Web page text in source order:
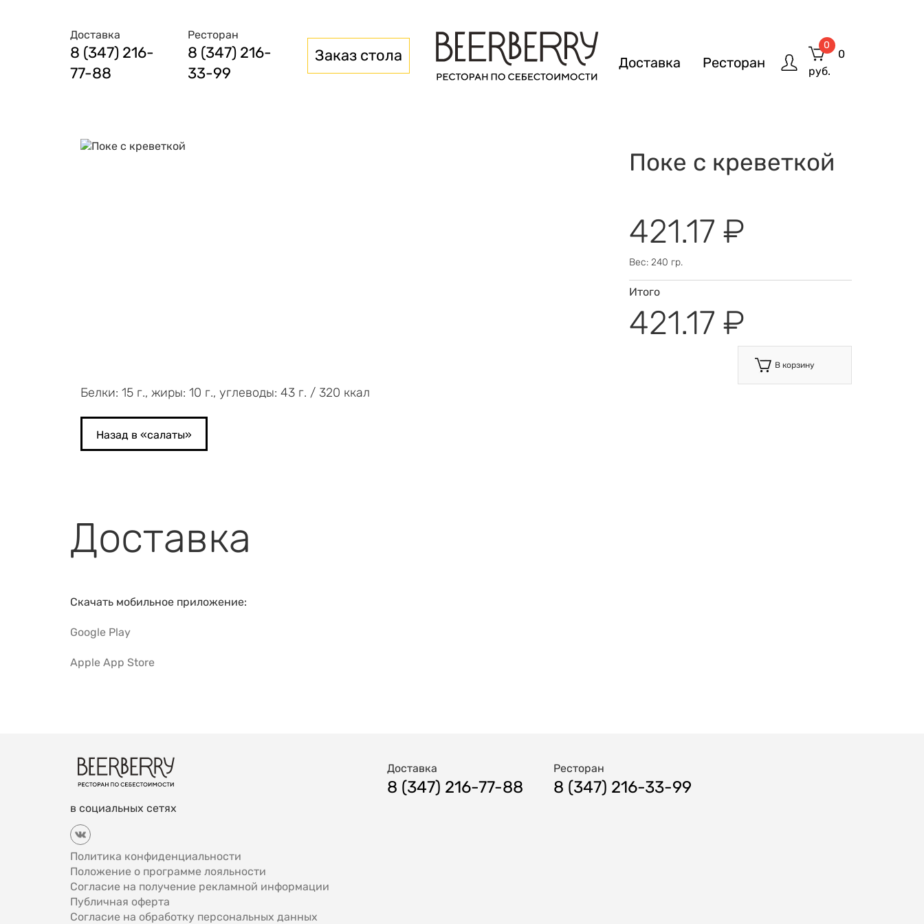
Доставка Ресторан
0
0
руб.
Доставка
8 (347) 216-
77-88
Ресторан
8 (347) 216-
33-99
Заказ стола
Поке с креветкой
421.17 ₽
Вес: 240 гр.
Итого
421.17 ₽
В корзину
Белки: 15 г., жиры: 10 г., углеводы: 43 г. / 320 ккал
Назад в «салаты»
Доставка
Скачать мобильное приложение:
Google Play
Apple App Store
в социальных сетях
Политика конфиденциальности
Положение о программе лояльности
Согласие на получение рекламной информации
Публичная оферта
Согласие на обработку персональных данных
Доставка
8 (347) 216-77-88
Ресторан
8 (347) 216-33-99